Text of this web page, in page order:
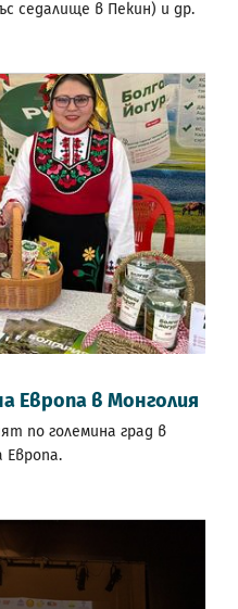
седалище в Пекин) и др.
Европа в Монголия
по големина град в
Европа.